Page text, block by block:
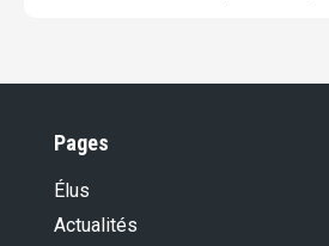
Pages
Élus
Actualités